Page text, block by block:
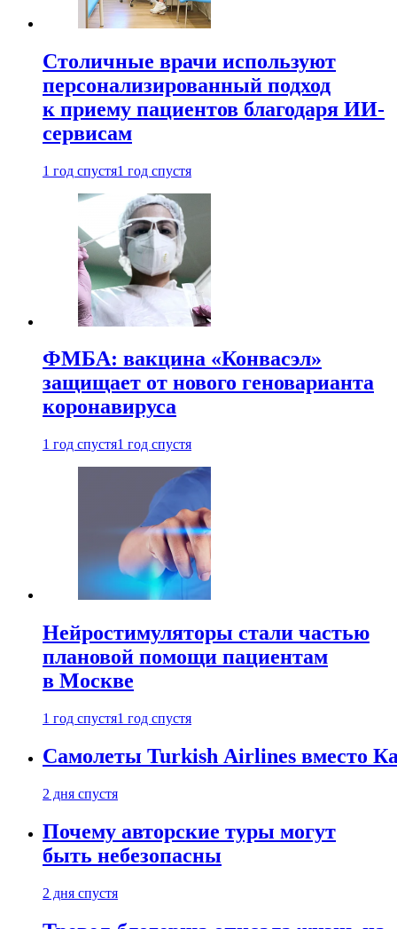
Столичные врачи используют
персонализированный подход
к приему пациентов благодаря ИИ-
сервисам
1 год спустя1 год спустя
ФМБА: вакцина «Конвасэл»
защищает от нового геноварианта
коронавируса
1 год спустя1 год спустя
Нейростимуляторы стали частью
плановой помощи пациентам
в Москве
1 год спустя1 год спустя
Самолеты Turkish Airlines вместо
2 дня спустя
Почему авторские туры могут
быть небезопасны
2 дня спустя